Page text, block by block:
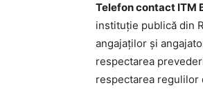
Telefon contact ITM
instituție publică din
angajaților și
respectarea
respectarea regulilor